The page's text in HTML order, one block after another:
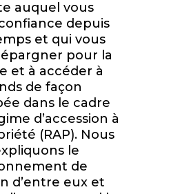
auquel vous
depuis
et qui vous
épargner pour la
et à accéder à
de façon
dans le cadre
d’accession à
(RAP). Nous
le
de
d’entre eux et